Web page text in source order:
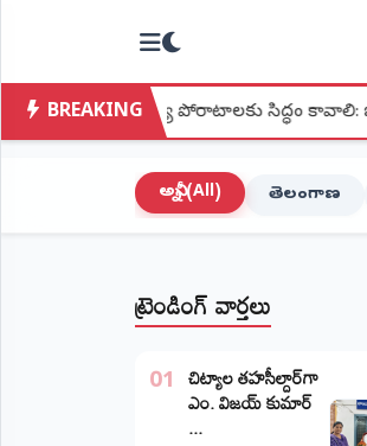
NTODAY×
హోమ్
BREAKING
పోరాటాలకు సిద్ధం కావాలి: ఐద్వా రాష్ట్ర ప్రధాన
అన్నీ (All) తెలంగాణ
ట్రెండింగ్ వార్తలు
01 ​చిట్యాల తహసీల్దార్‌గా
ఎం. విజయ్ కుమార్
...